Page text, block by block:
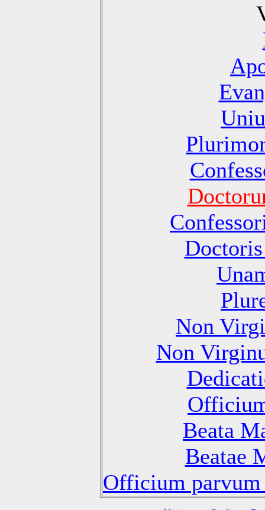
Non
Non
Beata
Beatae
Officium